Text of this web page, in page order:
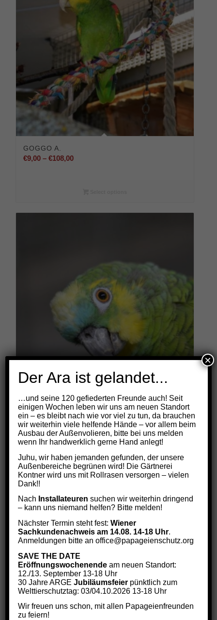
GOGGO A.
€9,00 –€108,00Preisspanne:
HANNI
€9,00 –€108,00Preisspanne:
€9,00
bis
€108,00Select options
Der Ara ist gelandet...
…und seine 120 gefiederten Freunde auch! Seit
einigen Wochen leben wir uns am neuen Standort
ein – es bleibt nach wie vor viel zu tun, da brauchen
wir weiterhin viele helfende Hände – vor allem beim
Ausbau der Außenvolieren, bitte bei uns melden
wenn Ihr handwerklich gerne Hand anlegt!
Juhu, wir haben jemanden gefunden, der unsere
Außenbereiche begrünen wird! Die Gärtnerei
Kontner wird uns mit Rollrasen versorgen – vielen
Dank!!
Nach Installateuren suchen wir weiterhin dringend
– kann uns niemand helfen? Bitte melden!
Nächster Termin steht fest:Wiener
Sachkundenachweis am 14.08. 14-18 Uhr.
Anmeldungen bitte an office@papageienschutz.org
SAVE THE DATE
Eröffnungswochenende am neuen Standort:
12./13. September 13-18 Uhr
30 Jahre ARGEJubiläumsfeier pünktlich zum
Welttierschutztag: 03/04.10.2026 13-18 Uhr
Wir freuen uns schon, mit allen Papageienfreunden
zu feiern!
×